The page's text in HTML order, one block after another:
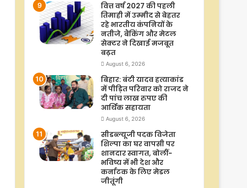
वित्त वर्ष 2027 की पहली
तिमाही में उम्मीद से बेहतर
रहे भारतीय कंपनियों के
नतीजे, बैंकिंग और मेटल
सेक्टर ने दिखाई मजबूत
बढ़त
August 6, 2026
बिहार: बंटी यादव हत्याकांड
में पीड़ित परिवार को राजद ने
दी पांच लाख रुपए की
आर्थिक सहायता
August 6, 2026
सीडब्ल्यूजी पदक विजेता
शिल्पा का घर वापसी पर
शानदार स्वागत, बोलीं-
भविष्य में भी देश और
कर्नाटक के लिए मेडल
जीतूंगी